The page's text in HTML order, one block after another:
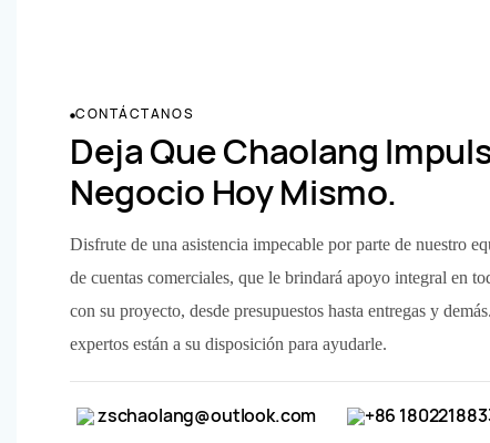
CONTÁCTANOS
Deja Que Chaolang
Negocio Hoy Mismo.
Disfrute de una asistencia impecable por parte de nuestro
de cuentas comerciales, que le brindará apoyo integral en
con su proyecto, desde presupuestos hasta entregas y
expertos están a su disposición para ayudarle.
zschaolang@outlook.com +86